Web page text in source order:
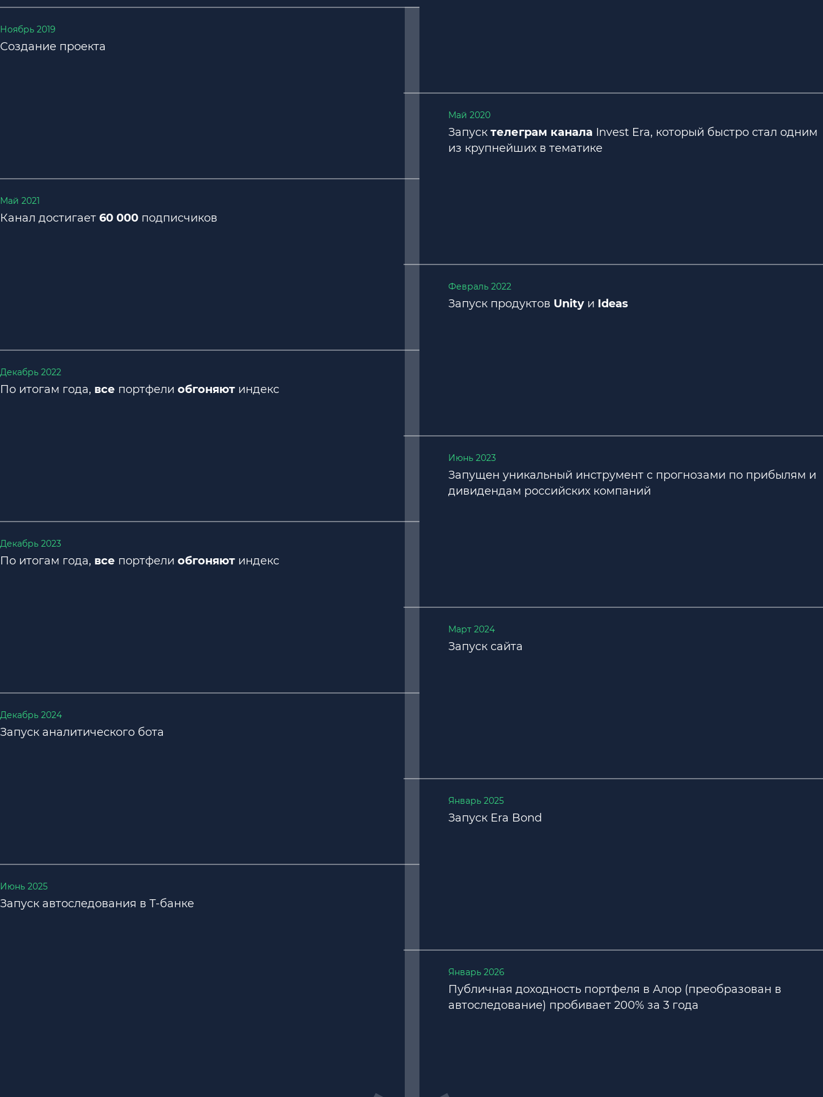
Ноябрь 2019
Создание проекта
Май 2021
Канал достигает 60 000 подписчиков
Декабрь 2022
По итогам года, все портфели обгоняют индекс
Декабрь 2023
По итогам года, все портфели обгоняют индекс
Декабрь 2024
Запуск аналитического бота
Июнь 2025
Запуск автоследования в Т-банке
Май 2020
Запуск телеграм канала Invest Era, который быстро стал одним
из крупнейших в тематике
Февраль 2022
Запуск продуктов Unityи Ideas
Июнь 2023
Запущен уникальный инструмент с прогнозами по прибылям и
дивидендам российских компаний
Март 2024
Запуск сайта
Январь 2025
Запуск Era Bond
Январь 2026
Публичная доходность портфеля в Алор (преобразован в
автоследование) пробивает 200% за 3 года